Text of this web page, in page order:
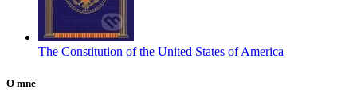
The Constitution of the United States of America
O mne